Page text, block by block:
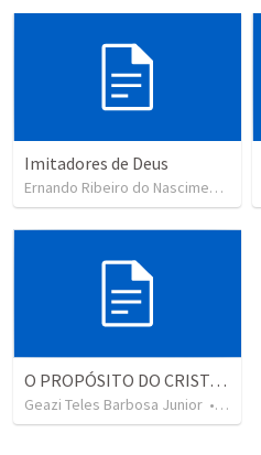
Imitadores de Deus
Ernando Ribeiro do Nascimento
O PROPÓSITO DO CRISTÃO: SERVIR A CRISTO SENDO OBEDIENTE AO SEU CHAMADO
Geazi Teles Barbosa Junior • 2